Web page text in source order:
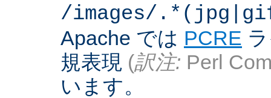
/images/
Apache では PCRE
規表現 (訳注: Perl
います。